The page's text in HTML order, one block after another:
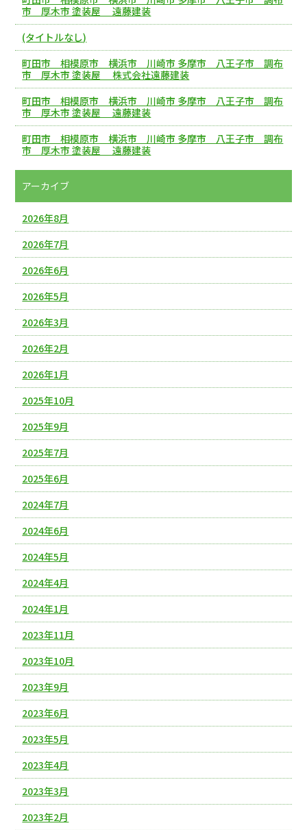
市 厚木市 塗装屋 遠藤建装
(タイトルなし)
町田市 相模原市 横浜市 川崎市 多摩市 八王子市 調布
市 厚木市 塗装屋 株式会社遠藤建装
町田市 相模原市 横浜市 川崎市 多摩市 八王子市 調布
市 厚木市 塗装屋 遠藤建装
町田市 相模原市 横浜市 川崎市 多摩市 八王子市 調布
市 厚木市 塗装屋 遠藤建装
アーカイブ
2026年8月
2026年7月
2026年6月
2026年5月
2026年3月
2026年2月
2026年1月
2025年10月
2025年9月
2025年7月
2025年6月
2024年7月
2024年6月
2024年5月
2024年4月
2024年1月
2023年11月
2023年10月
2023年9月
2023年6月
2023年5月
2023年4月
2023年3月
2023年2月